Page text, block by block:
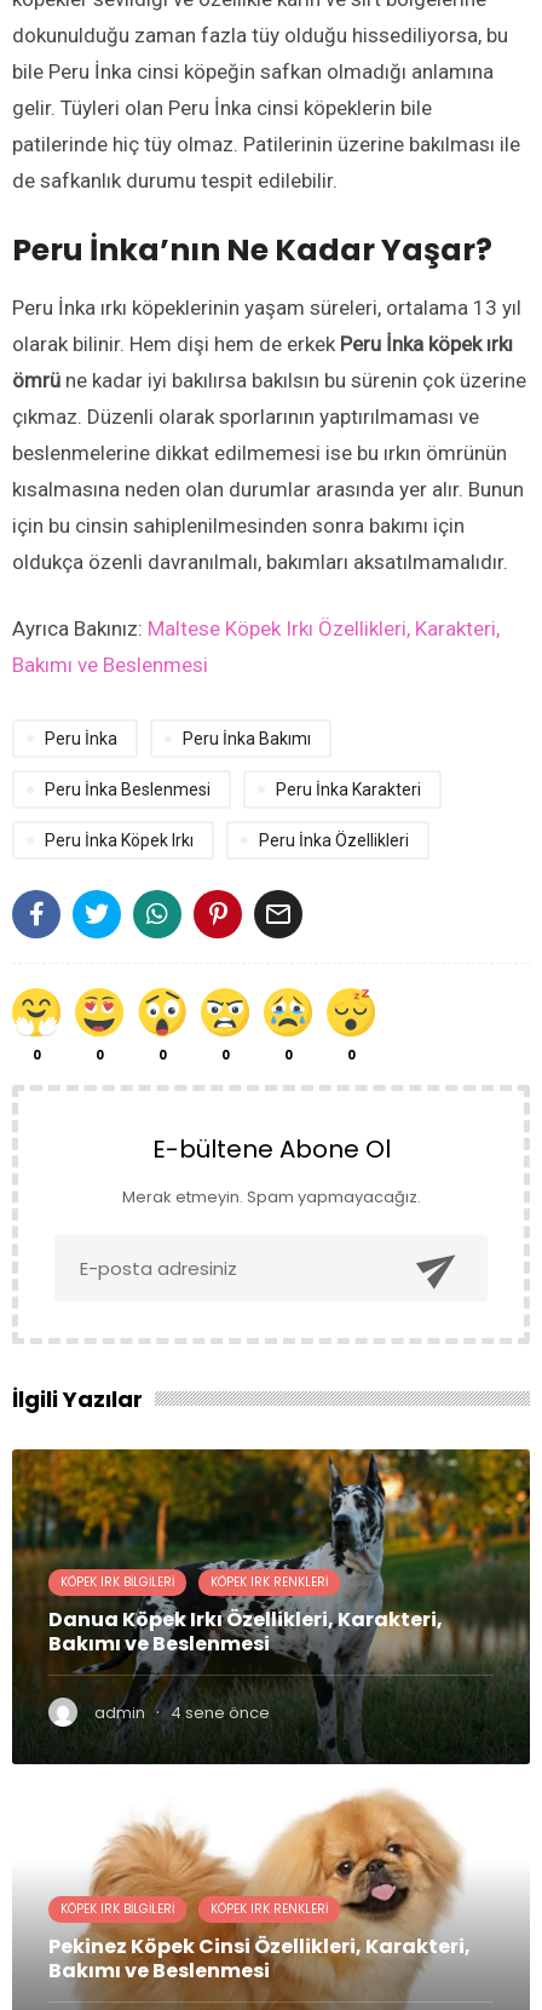

0 0 0 0 0 0
dokunulduğu zaman fazla tüy olduğu hissediliyorsa, bu
bile Peru İnka cinsi köpeğin safkan olmadığı anlamına
gelir. Tüyleri olan Peru İnka cinsi köpeklerin bile
patilerinde hiç tüy olmaz. Patilerinin üzerine bakılması ile
de safkanlık durumu tespit edilebilir.
Peru İnka’nın Ne Kadar Yaşar?
Peru İnka ırkı köpeklerinin yaşam süreleri, ortalama 13 yıl
olarak bilinir. Hem dişi hem de erkek Peru İnka köpek ırkı
ömrü ne kadar iyi bakılırsa bakılsın bu sürenin çok üzerine
çıkmaz. Düzenli olarak sporlarının yaptırılmaması ve
beslenmelerine dikkat edilmemesi ise bu ırkın ömrünün
kısalmasına neden olan durumlar arasında yer alır. Bunun
için bu cinsin sahiplenilmesinden sonra bakımı için
oldukça özenli davranılmalı, bakımları aksatılmamalıdır.
Ayrıca Bakınız: Maltese Köpek Irkı Özellikleri, Karakteri,
Bakımı ve Beslenmesi
Peru İnka Peru İnka Bakımı
Peru İnka Beslenmesi Peru İnka Karakteri
Peru İnka Köpek Irkı Peru İnka Özellikleri
E-bültene Abone Ol
Merak etmeyin. Spam yapmayacağız.

İlgili Yazılar
KÖPEK IRK BILGILERI KÖPEK IRK RENKLERI
Danua Köpek Irkı Özellikleri, Karakteri,
Bakımı ve Beslenmesi
admin · 4 sene önce
KÖPEK IRK BILGILERI KÖPEK IRK RENKLERI
Pekinez Köpek Cinsi Özellikleri, Karakteri,
Bakımı ve Beslenmesi